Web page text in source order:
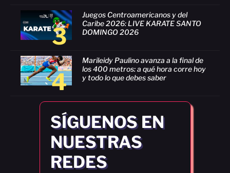
3
Juegos Centroamericanos y del
Caribe 2026: LIVE KARATE SANTO
DOMINGO 2026
4
Marileidy Paulino avanza a la final de
los 400 metros: a qué hora corre hoy
y todo lo que debes saber
SÍGUENOS EN
NUESTRAS
REDES